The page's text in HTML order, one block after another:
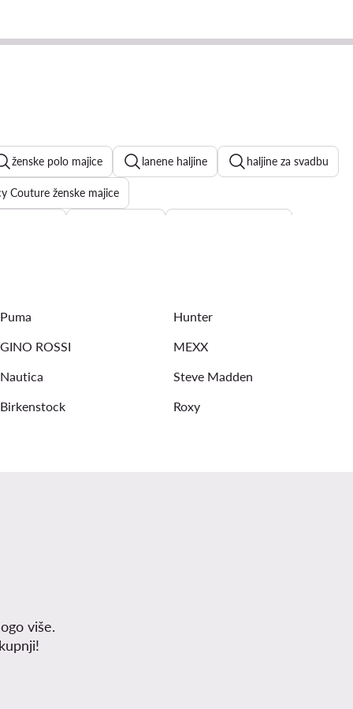
ženske polo majice lanene haljine haljine za svadbu
Couture ženske majice
Puma
Hunter
GINO ROSSI
MEXX
Nautica
Steve Madden
Birkenstock Roxy
više.